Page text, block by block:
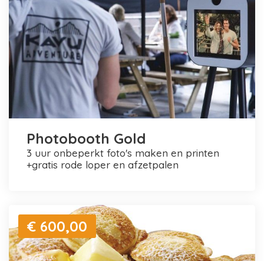
Photobooth Gold
3 uur onbeperkt foto's maken en printen
+gratis rode loper en afzetpalen
€ 600,00